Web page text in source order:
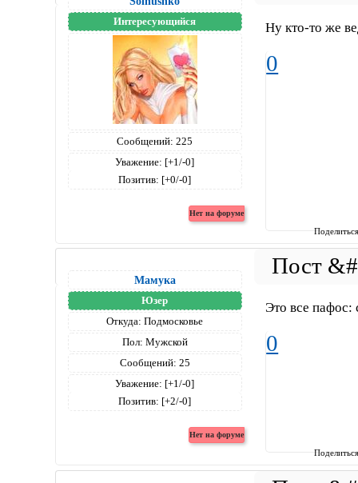
Интересующийся
Сообщений: 225
Уважение: [+1/-0]
Позитив: [+0/-0]
Ну кто-то же
0
Мамука
Юзер
Откуда: Подмосковье
Пол: Мужской
Сообщений: 25
Уважение: [+1/-0]
Позитив: [+2/-0]
Это все пафос:
0